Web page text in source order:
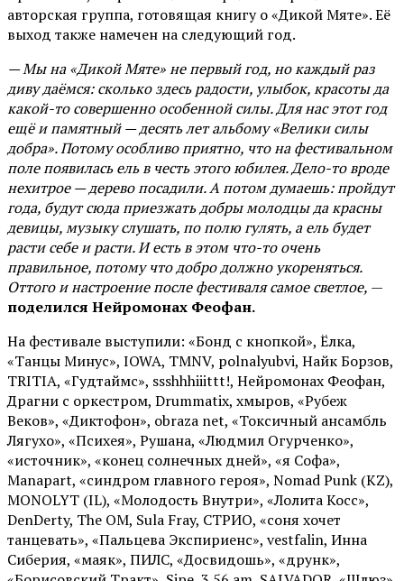
авторская группа, готовящая книгу о «Дикой Мяте». Её
выход также намечен на следующий год.
— Мы на «Дикой Мяте» не первый год, но каждый раз
диву даёмся: сколько здесь радости, улыбок, красоты да
какой-то совершенно особенной силы. Для нас этот год
ещё и памятный — десять лет альбому «Велики силы
добра». Потому особливо приятно, что на фестивальном
поле появилась ель в честь этого юбилея. Дело-то вроде
нехитрое — дерево посадили. А потом думаешь: пройдут
года, будут сюда приезжать добры молодцы да красны
девицы, музыку слушать, по полю гулять, а ель будет
расти себе и расти. И есть в этом что-то очень
правильное, потому что добро должно укореняться.
Оттого и настроение после фестиваля самое светлое, —
поделился Нейромонах Феофан.
На фестивале выступили: «Бонд с кнопкой», Ёлка,
«Танцы Минус», IOWA, TMNV, polnalyubvi, Найк Борзов,
TRITIA, «Гудтаймс», ssshhhiiittt!, Нейромонах Феофан,
Драгни с оркестром, Drummatix, хмыров, «Рубеж
Веков», «Диктофон», obraza net, «Токсичный ансамбль
Лягухо», «Психея», Рушана, «Людмил Огурченко»,
«источник», «конец солнечных дней», «я Софа»,
Manapart, «синдром главного героя», Nomad Punk (KZ),
MONOLYT (IL), «Молодость Внутри», «Лолита Косс»,
DenDerty, The OM, Sula Fray, СТРИО, «соня хочет
танцевать», «Пальцева Экспириенс», vestfalin, Инна
Сиберия, «маяк», ПИЛС, «Досвидошь», «друнк»,